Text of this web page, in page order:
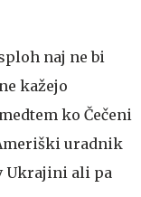
naj ne bi
kažejo
ko Čečeni
uradnik
Ukrajini ali pa